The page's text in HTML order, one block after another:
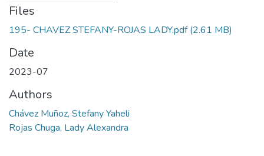
Files
195- CHAVEZ STEFANY-ROJAS LADY.pdf(2.61 MB)
Date
2023-07
Authors
Chávez Muñoz, Stefany Yaheli
Rojas Chuga, Lady Alexandra